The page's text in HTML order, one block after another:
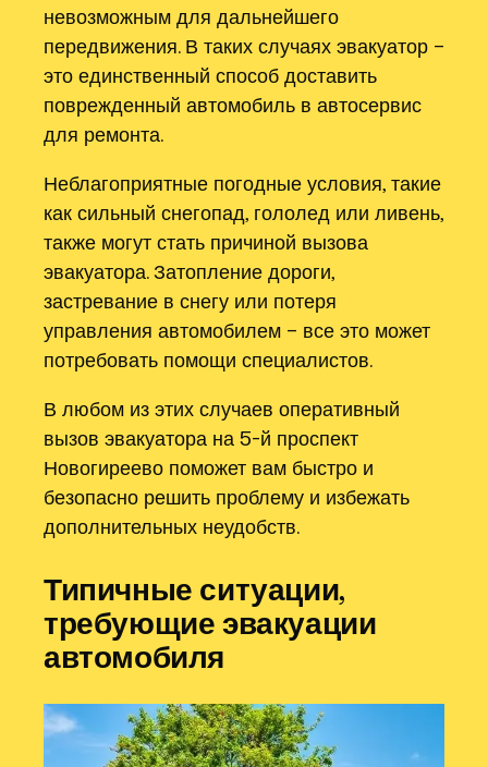
невозможным для дальнейшего
передвижения. В таких случаях эвакуатор –
это единственный способ доставить
поврежденный автомобиль в автосервис
для ремонта.
Неблагоприятные погодные условия, такие
как сильный снегопад, гололед или ливень,
также могут стать причиной вызова
эвакуатора. Затопление дороги,
застревание в снегу или потеря
управления автомобилем – все это может
потребовать помощи специалистов.
В любом из этих случаев оперативный
вызов эвакуатора на 5-й проспект
Новогиреево поможет вам быстро и
безопасно решить проблему и избежать
дополнительных неудобств.
Типичные ситуации,
требующие эвакуации
автомобиля